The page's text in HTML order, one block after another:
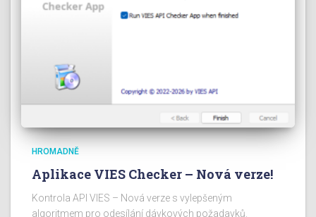
HROMADNĚ
Aplikace VIES Checker – Nová verze!
Kontrola API VIES – Nová verze s vylepšeným
algoritmem pro odesílání dávkových požadavků.